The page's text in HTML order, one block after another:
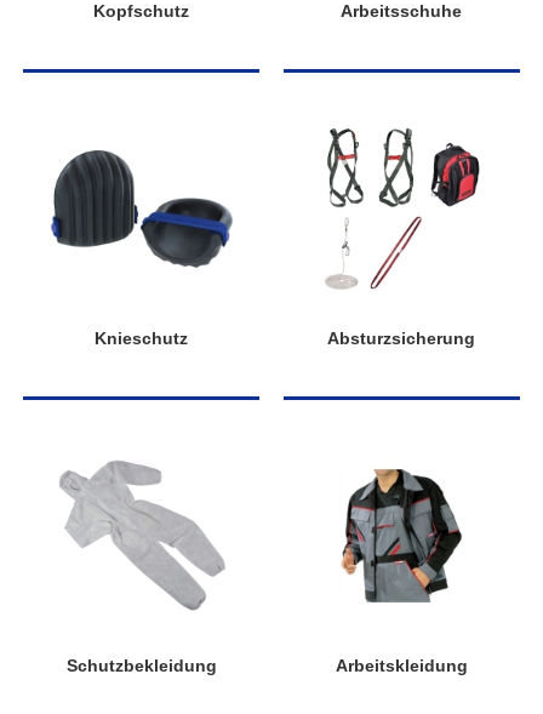
Kopfschutz Arbeitsschuhe
Knieschutz Absturzsicherung
Schutzbekleidung Arbeitskleidung